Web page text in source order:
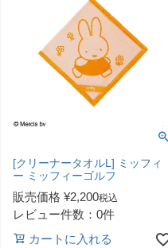
[クリーナータオルL] ミッフィ
ー ミッフィーゴルフ
販売価格 ¥2,200税込
レビュー件数：0件
カートに入れる